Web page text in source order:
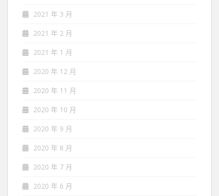
2021 年 3 月
2021 年 2 月
2021 年 1 月
2020 年 12 月
2020 年 11 月
2020 年 10 月
2020 年 9 月
2020 年 8 月
2020 年 7 月
2020 年 6 月